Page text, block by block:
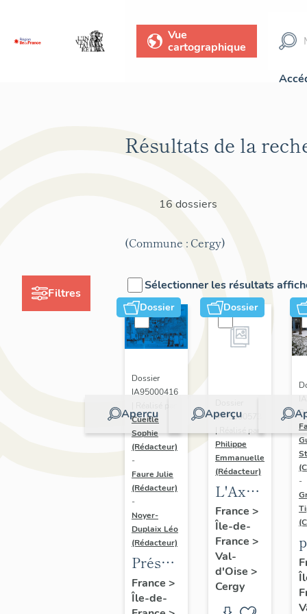
Vue
cartographique
Filtres
Résultats de la
16 dossiers
(Commune : Cergy)
Sélectionner les résultats
Dossier
Aperçu
Dossier
IA95000416
Cueille
Sophie
(Rédacteur)
-
Faure Julie
(Rédacteur)
-
Noyer-
Duplaix Léo
(Rédacteur)
Présentation
de
l'étude
France >
Île-de-
Dossier
Aperçu
IA95000573
Philippe
Emmanuelle
(Rédacteur)
L'Axe
Majeur
France >
Île-de-
France >
Val-
d'Oise >
Cergy
-